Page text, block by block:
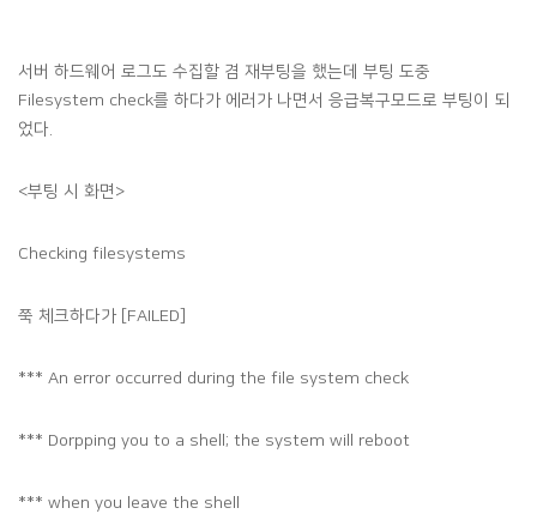
서버 하드웨어 로그도 수집할 겸 재부팅을 했는데 부팅 도중
Filesystem check를 하다가 에러가 나면서 응급복구모드로 부팅이 되
었다.
<부팅 시 화면>
Checking filesystems
쭉 체크하다가 [FAILED]
*** An error occurred during the file system check
*** Dorpping you to a shell; the system will reboot
*** when you leave the shell